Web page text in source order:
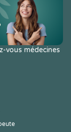
vous médecines